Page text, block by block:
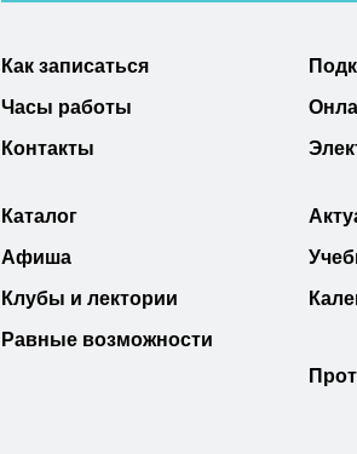
Как записаться
Часы работы
Контакты
Каталог
Афиша
Клубы и лектории
Равные возможности